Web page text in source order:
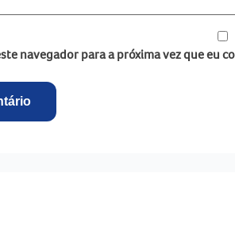
navegador para a próxima vez que eu